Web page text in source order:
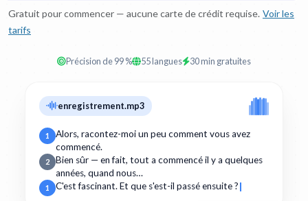
Gratuit pour commencer — aucune carte de crédit requise. Voir les
tarifs
Précision de 99 % 55 langues 30 min gratuites
enregistrement.mp3
1
Alors, racontez-moi un peu comment vous avez
commencé.
2
Bien sûr — en fait, tout a commencé il y a quelques
années, quand nous…
1 C'est fascinant. Et que s'est-il passé ensuite ?